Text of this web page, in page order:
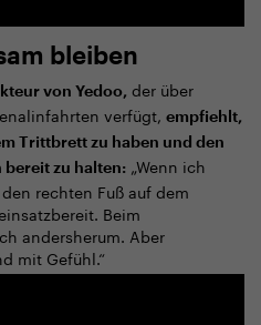
bleiben
von Yedoo, der über
verfügt, empfiehlt,
Trittbrett zu haben und den
bereit zu halten: „Wenn ich
rechten Fuß auf dem
Beim
andersherum. Aber
mit Gefühl.“